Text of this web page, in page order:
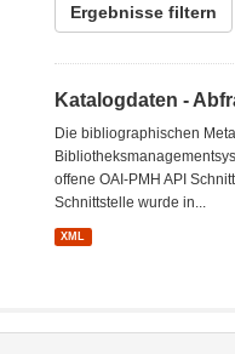
Ergebnisse filtern
Katalogdaten -
Die bibliographischen
offene OAI-PMH API
Schnittstelle wurde in...
XML